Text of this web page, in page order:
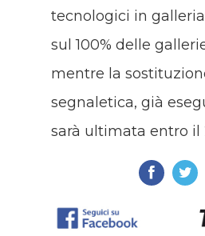
tecnologici in
sul 100% delle
mentre la
segnaletica, già
sarà ultimata entro il